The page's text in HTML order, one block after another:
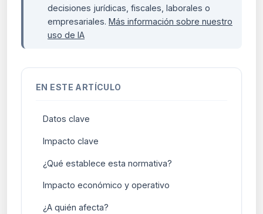
decisiones jurídicas, fiscales, laborales o
empresariales. Más información sobre nuestro
uso de IA
EN ESTE ARTÍCULO
Datos clave
Impacto clave
¿Qué establece esta normativa?
Impacto económico y operativo
¿A quién afecta?